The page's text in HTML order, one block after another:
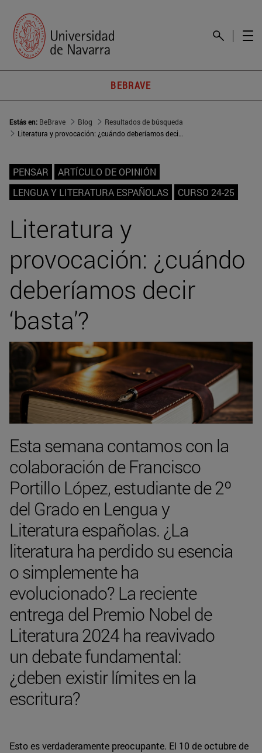
BEBRAVE
Estás en: BeBrave Blog
Resultados de búsqueda
Literatura y provocación: ¿cuándo deberíamos decir ‘basta’?
PENSAR
ARTÍCULO DE OPINIÓN
LENGUA Y LITERATURA ESPAÑOLAS
CURSO 24-25
Literatura y
provocación: ¿cuándo
deberíamos decir
‘basta’?
Esta semana contamos con la
colaboración de Francisco
Portillo López, estudiante de 2º
del Grado en Lengua y
Literatura españolas. ¿La
literatura ha perdido su esencia
o simplemente ha
evolucionado? La reciente
entrega del Premio Nobel de
Literatura 2024 ha reavivado
un debate fundamental:
¿deben existir límites en la
escritura?
Esto es verdaderamente preocupante. El 10 de octubre de